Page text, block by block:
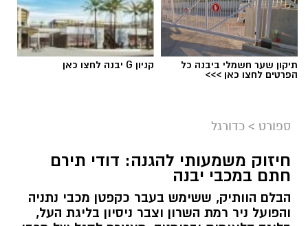
בעיר, פיתוח דור העתיד של השחקנים, הרחבת
שיתופי הפעולה וחשיבות החינוך לערכים באמצעות
הספורט.
תיקון שער חשמלי ביבנה כל
הפרטים לחצו כאן >>>
קניון G יבנה לחצו כאן
ספורט > כדורגל
חיזוק משמעותי להגנה: דודי תירם
חתם במכבי יבנה
הבלם הוותיק, ששימש בעבר כקפטן מכבי נתניה
והפועל ניר רמת השרון וצבר ניסיון בליגת העל,